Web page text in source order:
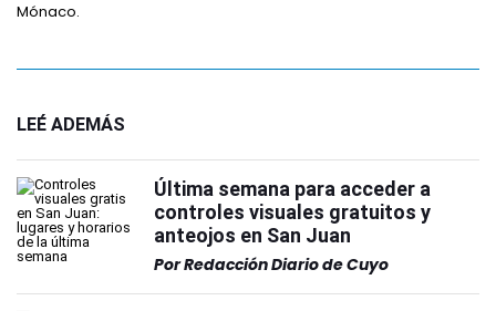
Mónaco.
LEÉ ADEMÁS
Última semana para acceder a
controles visuales gratuitos y
anteojos en San Juan
PorRedacción Diario de Cuyo